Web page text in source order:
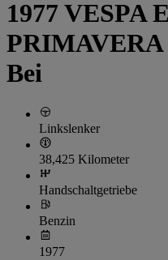
1977 VESPA
Bei
Linkslenker
38,425 Kilometer
Handschaltgetriebe
Benzin
1977